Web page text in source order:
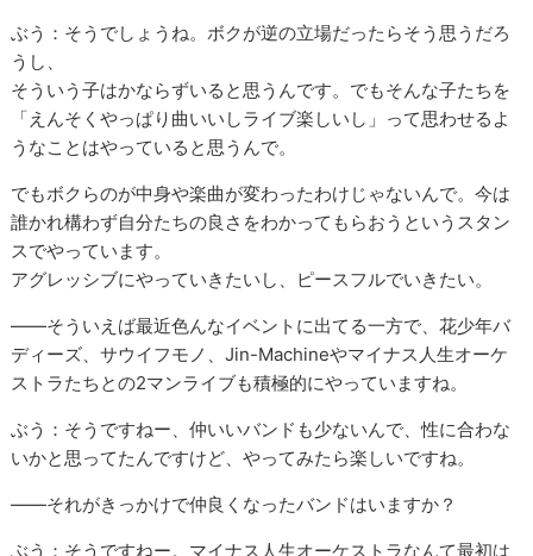
ぶう：そうでしょうね。ボクが逆の立場だったらそう思うだろ
うし、
そういう子はかならずいると思うんです。でもそんな子たちを
「えんそくやっぱり曲いいしライブ楽しいし」って思わせるよ
うなことはやっていると思うんで。
でもボクらのが中身や楽曲が変わったわけじゃないんで。今は
誰かれ構わず自分たちの良さをわかってもらおうというスタン
スでやっています。
アグレッシブにやっていきたいし、ピースフルでいきたい。
――そういえば最近色んなイベントに出てる一方で、花少年バ
ディーズ、サウイフモノ、Jin-Machineやマイナス人生オーケ
ストラたちとの2マンライブも積極的にやっていますね。
ぶう：そうですねー、仲いいバンドも少ないんで、性に合わな
いかと思ってたんですけど、やってみたら楽しいですね。
――それがきっかけで仲良くなったバンドはいますか？
ぶう：そうですねー。マイナス人生オーケストラなんて最初は